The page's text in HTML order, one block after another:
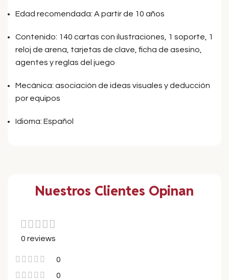
Edad recomendada: A partir de 10 años
Contenido: 140 cartas con ilustraciones, 1 soporte, 1
reloj de arena, tarjetas de clave, ficha de asesino,
agentes y reglas del juego
Mecánica: asociación de ideas visuales y deducción
por equipos
Idioma: Español
Nuestros Clientes Opinan
0 reviews
0
0